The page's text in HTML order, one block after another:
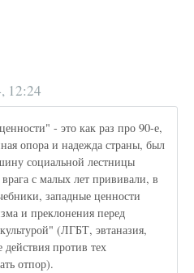
12:24
- это как раз про 90-е,
опора и надежда страны, был
социальной лестницы
с малых лет прививали, в
западные ценности
и преклонения перед
(ЛГБТ, эвтаназия,
действия против тех
отпор).